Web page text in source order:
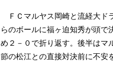
ＦＣマルヤス岡崎と流経大ド
らのボールに福ヶ迫知秀が頭
め２－０で折り返す。後半はマ
節の松江との直接対決前に不安